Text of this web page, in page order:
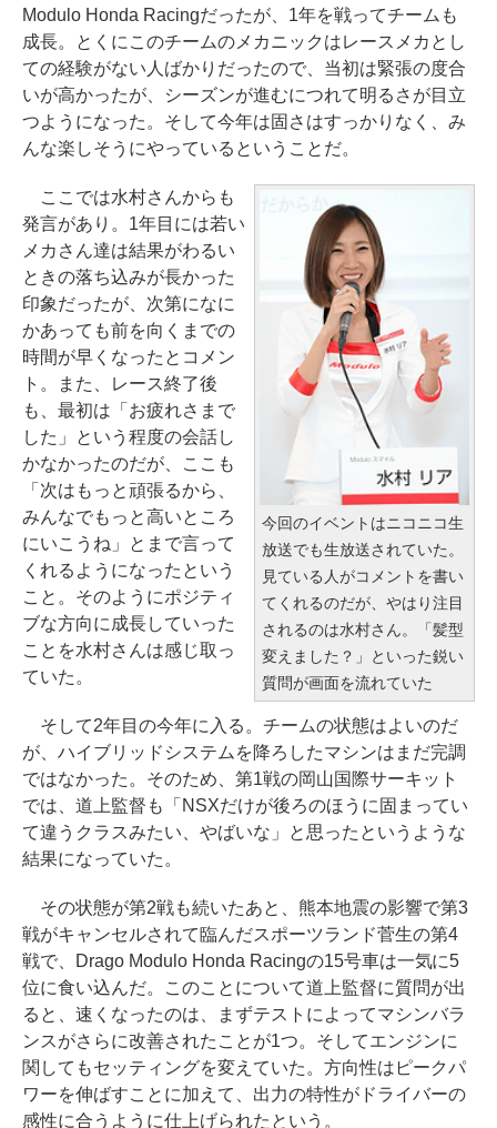
Modulo Honda Racingだったが、1年を戦ってチームも
成長。とくにこのチームのメカニックはレースメカとし
ての経験がない人ばかりだったので、当初は緊張の度合
いが高かったが、シーズンが進むにつれて明るさが目立
つようになった。そして今年は固さはすっかりなく、み
んな楽しそうにやっているということだ。
今回のイベントはニコニコ生
放送でも生放送されていた。
見ている人がコメントを書い
てくれるのだが、やはり注目
されるのは水村さん。「髪型
変えました？」といった鋭い
質問が画面を流れていた
ここでは水村さんからも
発言があり。1年目には若い
メカさん達は結果がわるい
ときの落ち込みが長かった
印象だったが、次第になに
かあっても前を向くまでの
時間が早くなったとコメン
ト。また、レース終了後
も、最初は「お疲れさまで
した」という程度の会話し
かなかったのだが、ここも
「次はもっと頑張るから、
みんなでもっと高いところ
にいこうね」とまで言って
くれるようになったという
こと。そのようにポジティ
ブな方向に成長していった
ことを水村さんは感じ取っ
ていた。
そして2年目の今年に入る。チームの状態はよいのだ
が、ハイブリッドシステムを降ろしたマシンはまだ完調
ではなかった。そのため、第1戦の岡山国際サーキット
では、道上監督も「NSXだけが後ろのほうに固まってい
て違うクラスみたい、やばいな」と思ったというような
結果になっていた。
その状態が第2戦も続いたあと、熊本地震の影響で第3
戦がキャンセルされて臨んだスポーツランド菅生の第4
戦で、Drago Modulo Honda Racingの15号車は一気に5
位に食い込んだ。このことについて道上監督に質問が出
ると、速くなったのは、まずテストによってマシンバラ
ンスがさらに改善されたことが1つ。そしてエンジンに
関してもセッティングを変えていた。方向性はピークパ
ワーを伸ばすことに加えて、出力の特性がドライバーの
感性に合うように仕上げられたという。